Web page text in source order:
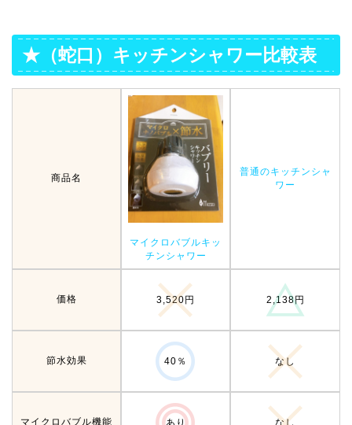
★（蛇口）キッチンシャワー比較表
商品名
マイクロバブルキッ
チンシャワー
普通のキッチンシャ
ワー
価格 3,520円 2,138円
節水効果 40％ なし
マイクロバブル機能 あり なし